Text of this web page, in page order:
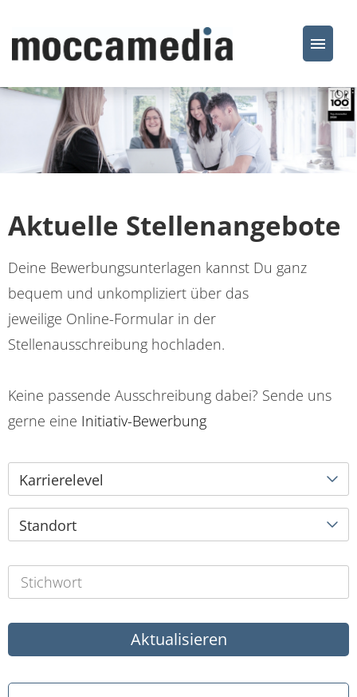
Stellenangebote
Über uns
Kontakt
Aktuelle Stellenangebote
Deine Bewerbungsunterlagen kannst Du ganz
bequem und unkompliziert über das
jeweilige Online-Formular in der
Stellenausschreibung hochladen.
Keine passende Ausschreibung dabei? Sende uns
gerne eine Initiativ-Bewerbung
Karrierelevel
Standort
Aktualisieren